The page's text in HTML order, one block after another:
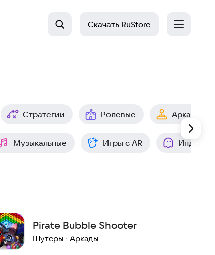
Скачать RuStore
Стратегии Ролевые Аркады
Музыкальные Игры с AR Инди
Pirate Bubble Shooter
Шутеры · Аркады